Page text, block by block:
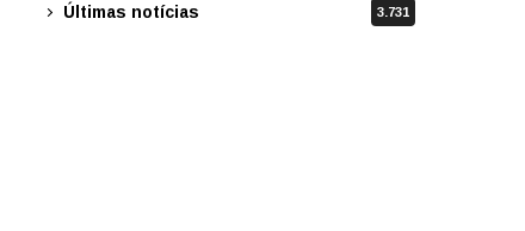
Últimas notícias 3.731